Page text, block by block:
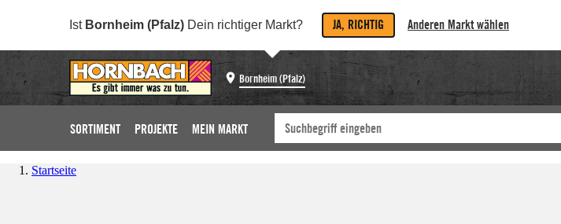
Ist Bornheim (Pfalz) Dein richtiger Markt? JA, RICHTIG Anderen Markt wählen
Bornheim (Pfalz)
SORTIMENT PROJEKTE MEIN MARKT
Startseite